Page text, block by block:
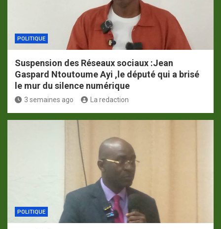
POLITIQUE
Suspension des Réseaux sociaux :Jean
Gaspard Ntoutoume Ayi ,le député qui a brisé
le mur du silence numérique
3 semaines ago La redaction
POLITIQUE